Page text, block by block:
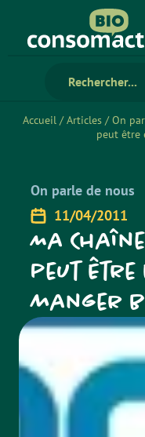
Accueil /Articles /On
peut être
On parle de nous
11/04/2011
Ma
peut
manger